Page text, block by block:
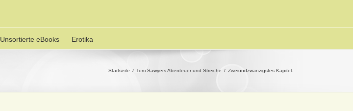
Unsortierte eBooks Erotika
Startseite Tom Sawyers Abenteuer und Streiche Zweiundzwanzigstes Kapitel.